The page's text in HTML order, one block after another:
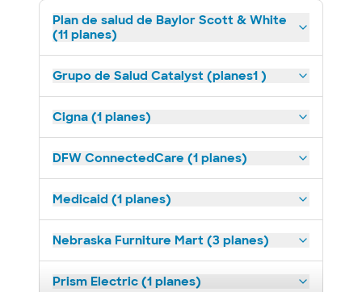
Plan de salud de Baylor Scott & White
(11 planes)
Grupo de Salud Catalyst (planes1 )
Cigna (1 planes)
DFW ConnectedCare (1 planes)
Medicaid (1 planes)
Nebraska Furniture Mart (3 planes)
Prism Electric (1 planes)